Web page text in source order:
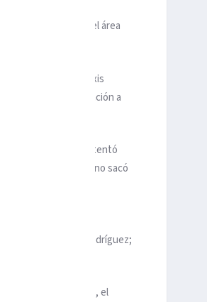
desde fuera del área
el argentino Alexis
le llamó la atención a
Godínez que intentó
delantero colombiano sacó
futbolista de
de Antonio Rodríguez;
un par de disparos, el